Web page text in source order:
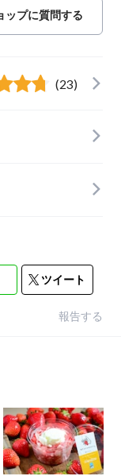
ップに質問する
(23)
ツイート
報告する